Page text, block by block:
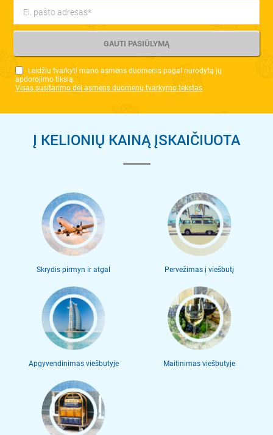
Leidžiu tvarkyti mano asmens duomenis pagal nurodytą jų
apdorojimo tikslą.
Visas susitarimo dėl asmens duomenų tvarkymo tekstas
Į KELIONIŲ KAINĄ ĮSKAIČIUOTA
Skrydis pirmyn ir atgal Pervežimas į viešbutį
Apgyvendinimas viešbutyje Maitinimas viešbutyje